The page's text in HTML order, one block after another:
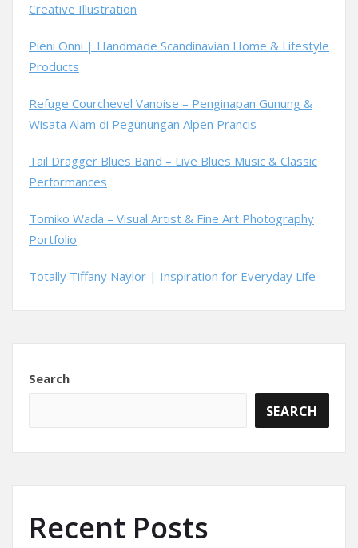
Creative Illustration
Pieni Onni | Handmade Scandinavian Home & Lifestyle
Products
Refuge Courchevel Vanoise – Penginapan Gunung &
Wisata Alam di Pegunungan Alpen Prancis
Tail Dragger Blues Band – Live Blues Music & Classic
Performances
Tomiko Wada – Visual Artist & Fine Art Photography
Portfolio
Totally Tiffany Naylor | Inspiration for Everyday Life
Search
SEARCH
Recent Posts